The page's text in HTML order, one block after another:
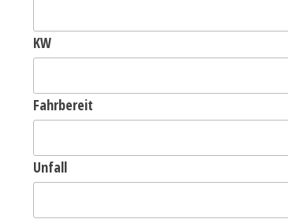
KW
Fahrbereit
Unfall